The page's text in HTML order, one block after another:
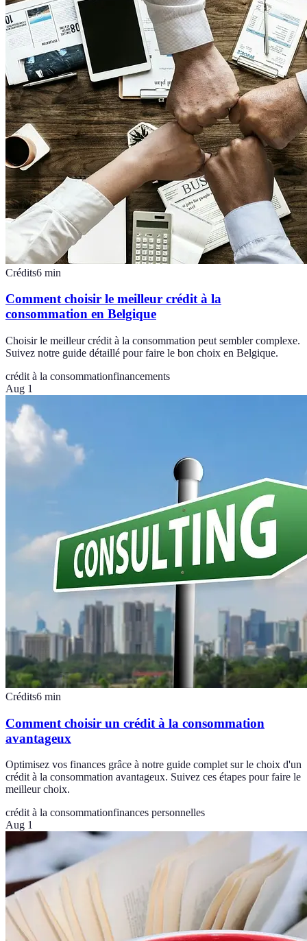
Crédits6 min
Comment choisir le meilleur crédit à la
consommation en Belgique
Choisir le meilleur crédit à la consommation peut sembler complexe.
Suivez notre guide détaillé pour faire le bon choix en Belgique.
crédit à la consommationfinancements
Aug 1
Crédits6 min
Comment choisir un crédit à la consommation
avantageux
Optimisez vos finances grâce à notre guide complet sur le choix d'un
crédit à la consommation avantageux. Suivez ces étapes pour faire le
meilleur choix.
crédit à la consommationfinances personnelles
Aug 1